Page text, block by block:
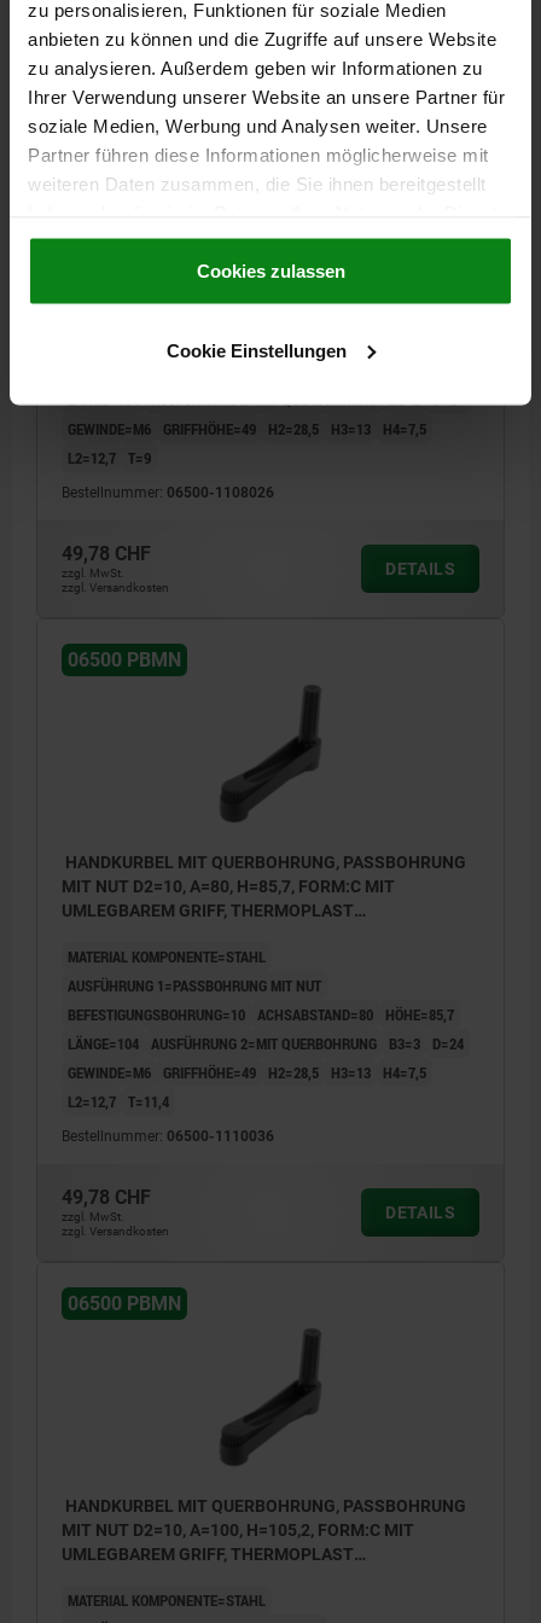
zu personalisieren, Funktionen für soziale Medien
anbieten zu können und die Zugriffe auf unsere Website
zu analysieren. Außerdem geben wir Informationen zu
Ihrer Verwendung unserer Website an unsere Partner für
soziale Medien, Werbung und Analysen weiter. Unsere
Partner führen diese Informationen möglicherweise mit
weiteren Daten zusammen, die Sie ihnen bereitgestellt
gesammelt haben.Cookie Richtlinien
Datenschutz|AGB
Cookies zulassen
Cookie Einstellungen
06500 PBMN
MIT NUT D2=8, A=80, H=85,7, FORM:C MIT
UMLEGBAREM GRIFF, THERMOPLAST
AUSFÜHRUNG 1=PASSBOHRUNG MIT NUT
LÄNGE=104 AUSFÜHRUNG 2=MIT QUERBOHRUNG B3=2 D=24
GEWINDE=M6
GRIFFHÖHE=49 H2=28,5 H3=13
H4=7,5
L2=12,7 T=9
Bestellnummer: 06500-1108026
49,78 CHF
zzgl. MwSt.
zzgl. Versandkosten
DETAILS
06500 PBMN
HANDKURBEL MIT QUERBOHRUNG, PASSBOHRUNG
MIT NUT D2=10, A=80, H=85,7, FORM:C MIT
UMLEGBAREM GRIFF, THERMOPLAST
MATERIAL KOMPONENTE=STAHL
AUSFÜHRUNG 1=PASSBOHRUNG MIT NUT
BEFESTIGUNGSBOHRUNG=10 ACHSABSTAND=80
HÖHE=85,7
LÄNGE=104 AUSFÜHRUNG 2=MIT QUERBOHRUNG B3=3
D=24
GEWINDE=M6
GRIFFHÖHE=49 H2=28,5 H3=13
H4=7,5
L2=12,7 T=11,4
Bestellnummer: 06500-1110036
49,78 CHF
zzgl. MwSt.
zzgl. Versandkosten
DETAILS
06500 PBMN
HANDKURBEL MIT QUERBOHRUNG, PASSBOHRUNG
MIT NUT D2=10, A=100, H=105,2, FORM:C MIT
UMLEGBAREM GRIFF, THERMOPLAST
MATERIAL KOMPONENTE=STAHL